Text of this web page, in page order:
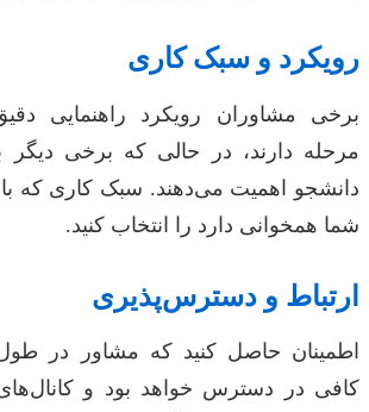
رویکرد و سبک کاری
برخی مشاوران رویکرد راهنمایی
مرحله دارند، در حالی که برخی دیگر
دانشجو اهمیت می‌دهند. سبک کاری که با
شما همخوانی دارد را انتخاب کنید.
ارتباط و دسترس‌پذیری
اطمینان حاصل کنید که مشاور در طول
کافی در دسترس خواهد بود و کانال‌های